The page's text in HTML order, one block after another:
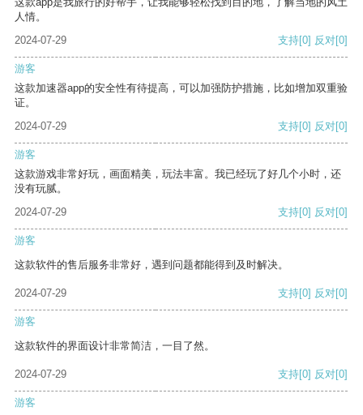
人情。
2024-07-29
支持[0] 反对[0]
游客
这款加速器app的安全性有待提高，可以加强防护措施，比如增加双重验
证。
2024-07-29
支持[0] 反对[0]
游客
这款游戏非常好玩，画面精美，玩法丰富。我已经玩了好几个小时，还
没有玩腻。
2024-07-29
支持[0] 反对[0]
游客
这款软件的售后服务非常好，遇到问题都能得到及时解决。
2024-07-29 支持[0] 反对[0]
游客
这款软件的界面设计非常简洁，一目了然。
2024-07-29 支持[0] 反对[0]
游客